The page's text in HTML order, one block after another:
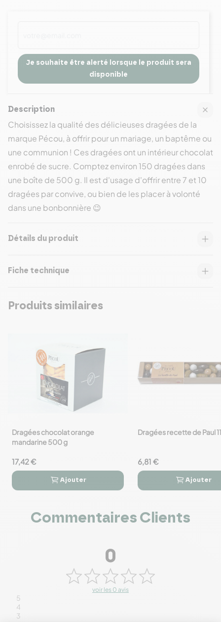
Je souhaite être alerté lorsque le produit sera
disponible
Description
Choisissez la qualité des délicieuses dragées de la
marque Pécou, à offrir pour un mariage, un baptême ou
une communion ! Ces dragées ont un intérieur chocolat
enrobé de sucre. Comptez environ 150 dragées dans
une boîte de 500 g. Il est d'usage d'offrir entre 7 et 10
dragées par convive, ou bien de les placer à volonté
dans une bonbonnière 😉
Détails du produit
Fiche technique
Produits similaires
favorite_border
Dragées chocolat orange
mandarine 500 g
17,42 €
 
Ajouter
favorite_border
Dragées recette de Paul
6,81 €
 
Ajouter
Commentaires Clients
0
voir les 0 avis
5
4
3